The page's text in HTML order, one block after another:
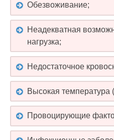
Обезвоживание;
Неадекватная
нагрузка;
Недостаточное
Высокая температура
Провоцирующие